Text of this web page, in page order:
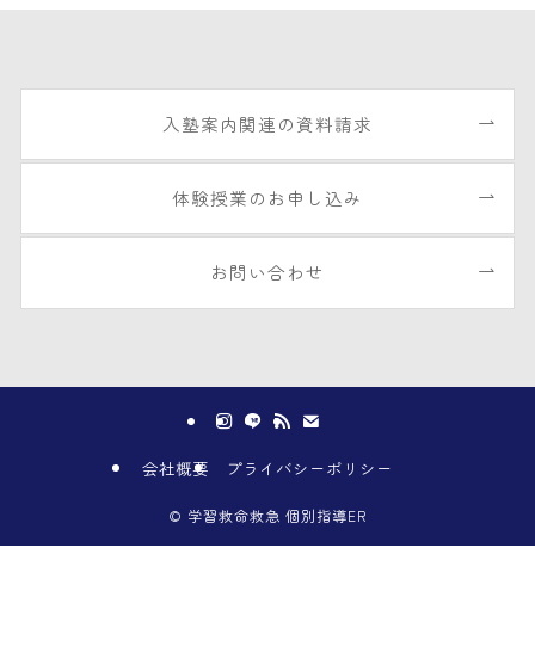
入塾案内関連の資料請求
体験授業のお申し込み
お問い合わせ
会社概要 プライバシーポリシー
© 学習救命救急 個別指導ER